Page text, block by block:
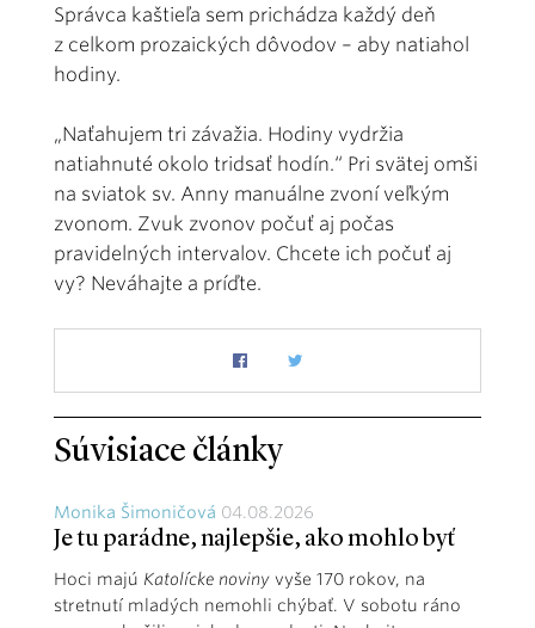
Správca kaštieľa sem prichádza každý deň
z celkom prozaických dôvodov – aby natiahol
hodiny.
„Naťahujem tri závažia. Hodiny vydržia
natiahnuté okolo tridsať hodín.“ Pri svätej omši
na sviatok sv. Anny manuálne zvoní veľkým
zvonom. Zvuk zvonov počuť aj počas
pravidelných intervalov. Chcete ich počuť aj
vy? Neváhajte a príďte.
Súvisiace články
Monika Šimoničová 04.08.2026
Je tu parádne, najlepšie, ako mohlo byť
Hoci majú Katolícke noviny vyše 170 rokov, na
stretnutí mladých nemohli chýbať. V sobotu ráno